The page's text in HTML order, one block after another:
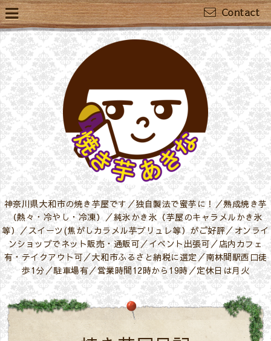
Contact
神奈川県大和市の焼き芋屋です／独自製法で蜜芋に！／熟成焼き芋
（熱々・冷やし・冷凍）／純氷かき氷（芋屋のキャラメルかき氷
等）／スイーツ(焦がしカラメル芋ブリュレ等）がご好評／オンライ
ンショップでネット販売・通販可／イベント出張可／店内カフェ
有・テイクアウト可／大和市ふるさと納税に選定／南林間駅西口徒
歩1分／駐車場有／営業時間12時から19時／定休日は月火